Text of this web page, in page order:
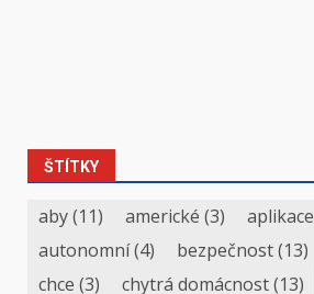
ŠTÍTKY
aby(11) americké (3) aplikace
autonomní(4) bezpečnost(13)
chce (3) chytrá domácnost(13)